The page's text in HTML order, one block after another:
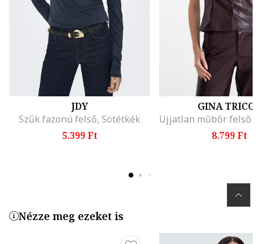
JDY
Szűk fazonú felső, Sötétkék
5.399 Ft
GINA TRICOT
8.799 Ft
Nézze meg ezeket is